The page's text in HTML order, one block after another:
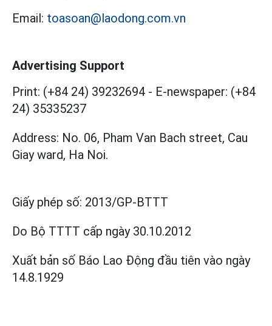
Email: toasoan@laodong.com.vn
Advertising Support
Print: (+84 24) 39232694 - E-newspaper: (+84
24) 35335237
Address: No. 06, Pham Van Bach street, Cau
Giay ward, Ha Noi.
Giấy phép số: 2013/GP-BTTT
Do Bộ TTTT cấp ngày 30.10.2012
Xuất bản số Báo Lao Động đầu tiên vào ngày
14.8.1929